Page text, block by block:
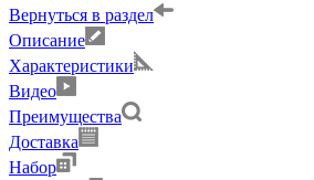
Вернуться в раздел
Описание
Характеристики
Видео
Преимущества
Доставка
Набор